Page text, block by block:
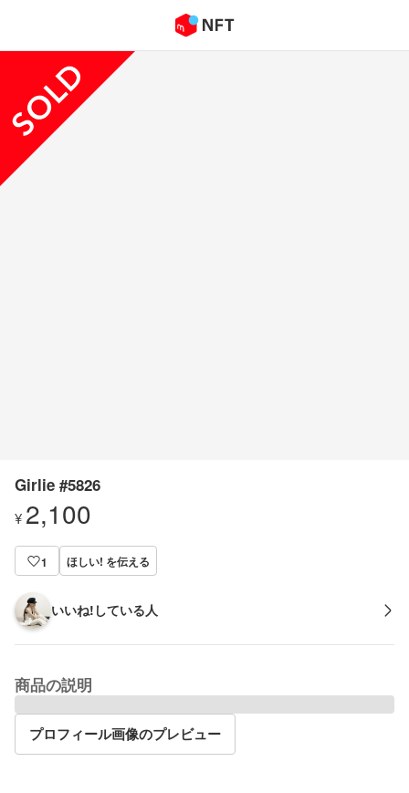
Girlie #5826
¥ 2,100
1 ほしい! を伝える
いいね!している人
商品の説明
プロフィール画像のプレビュー